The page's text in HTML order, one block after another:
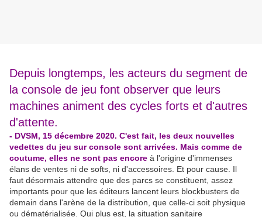
Depuis longtemps, les acteurs du segment de
la console de jeu font observer que leurs
machines animent des cycles forts et d'autres
d'attente.
- DVSM, 15 décembre 2020. C'est fait, les deux nouvelles
vedettes du jeu sur console sont arrivées. Mais comme de
coutume, elles ne sont pas encore à l'origine d'immenses
élans de ventes ni de softs, ni d'accessoires. Et pour cause. Il
faut désormais attendre que des parcs se constituent, assez
importants pour que les éditeurs lancent leurs blockbusters de
demain dans l'arène de la distribution, que celle-ci soit physique
ou dématérialisée. Qui plus est, la situation sanitaire